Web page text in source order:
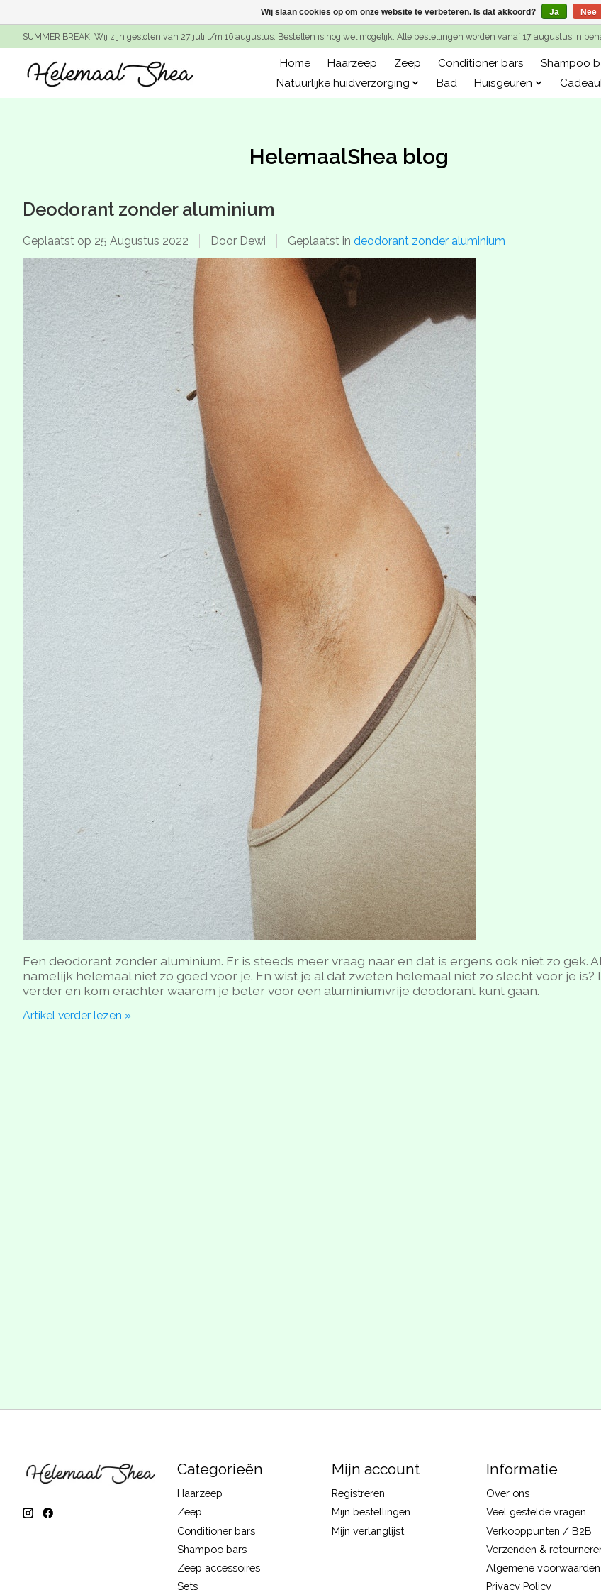
SUMMER BREAK! Wij zijn gesloten van 27 juli t/m 16 augustus. Bestellen is nog wel mogelijk. Alle bestellingen worden vanaf 17 augustus in
Home Haarzeep Zeep Conditioner bars Shampoo
Natuurlijke huidverzorging
Bad Huisgeuren
HelemaalShea blog
Deodorant zonder aluminium
Geplaatst op 25 Augustus 2022 Door Dewi Geplaatst in deodorant zonder aluminium
Een deodorant zonder aluminium. Er is steeds meer vraag naar en dat is ergens ook niet zo gek.
namelijk helemaal niet zo goed voor je. En wist je al dat zweten helemaal niet zo slecht voor je is?
verder en kom erachter waarom je beter voor een aluminiumvrije deodorant kunt gaan.
Artikel verder lezen »
Categorieën
Haarzeep
Zeep
Conditioner bars
Shampoo bars
Zeep accessoires
Sets
Mijn account
Registreren
Mijn bestellingen
Mijn verlanglijst
Informatie
Over ons
Veel gestelde vragen
Verkooppunten / B2B
Verzenden &
Algemene voorwaarden
Privacy Policy
Wij slaan cookies op om onze website te verbeteren. Is dat akkoord? Ja Nee